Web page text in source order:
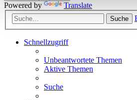
Powered by Translate
Suche
Schnellzugriff
Unbeantwortete Themen
Aktive Themen
Suche